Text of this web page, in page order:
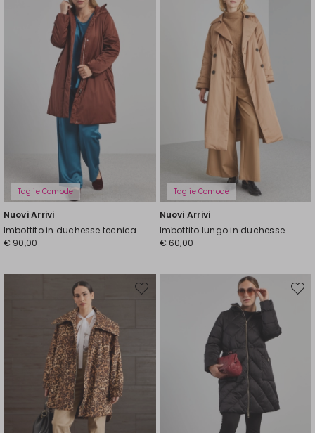
Taglie Comode
Nuovi Arrivi
Imbottito in duchesse tecnica
€ 90,00
Taglie Comode
Nuovi Arrivi
Imbottito lungo in duchesse
€ 60,00
Sposta